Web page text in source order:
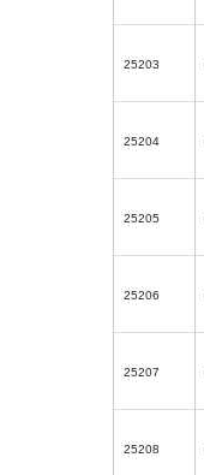
25203
25204
25205
25206
25207
25208